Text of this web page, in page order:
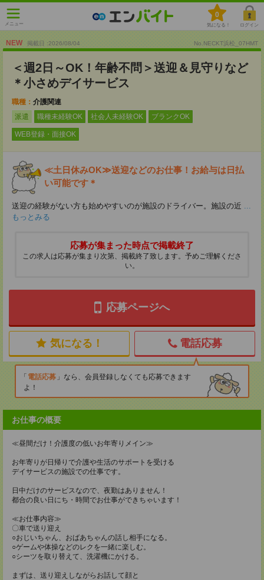
メニュー
0
気になる！ ログイン
NEW 掲載日 :2026/08/04 No.NECKT浜松_07HMT
＜週2日～OK！年齢不問＞送迎＆見守りなど
＊小さめデイサービス
職種： 介護関連
派遣
職種未経験OK 社会人未経験OK ブランクOK
WEB登録・面接OK
≪土日休みOK≫送迎などのお仕事！お給与は日払
い可能です＊
送迎の経験がない方も始めやすいのが施設のドライバー。施設の近 ...
もっとみる
応募が集まった時点で掲載終了
この求人は応募が集まり次第、掲載終了致します。予めご理解くださ
い。
応募ページへ
気になる！ 電話応募
電話応募
なら、会員登録しなくても応募できます
よ！
お仕事の概要
≪昼間だけ！介護度の低いお年寄りメイン≫
お年寄りが日帰りで介護や生活のサポートを受ける
デイサービスの施設での仕事です。
日中だけのサービスなので、夜勤はありません！
都合の良い日にち・時間でお仕事ができちゃいます！
≪お仕事内容≫
〇車で送り迎え
○おじいちゃん、おばあちゃんの話し相手になる。
○ゲームや体操などのレクを一緒に楽しむ。
○シーツを取り替えて、洗濯機にかける。
まずは、送り迎えしながらお話して顔と